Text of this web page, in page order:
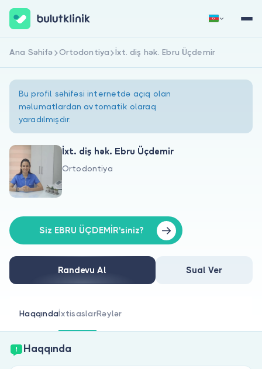
Haqqımızda
Xəstələr üçün
Həkimlər üçün
Qeydiyyat Daxil Ol
Ana Səhifə Ortodontiya İxt. diş hək. Ebru Üçdemir
Bu profil səhifəsi internetdə açıq olan
məlumatlardan avtomatik olaraq
yaradılmışdır.
İxt. diş hək. Ebru Üçdemir
Ortodontiya
Siz EBRU ÜÇDEMİR'siniz?
Randevu Al Sual Ver
HaqqındaİxtisaslarRəylər
Haqqında